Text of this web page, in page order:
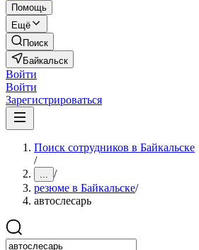
Помощь
Ещё
Поиск
Байкальск
Войти
Войти
Зарегистрироваться
Поиск сотрудников в Байкальске
/
... /
резюме в Байкальске/
автослесарь